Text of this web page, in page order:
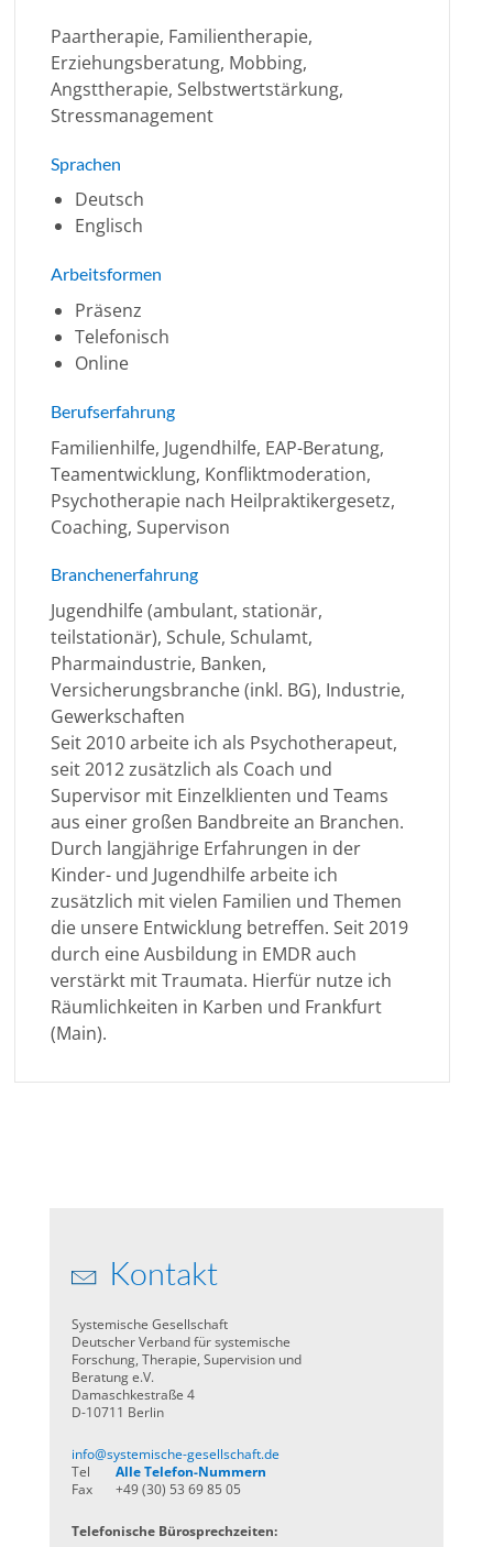
Paartherapie, Familientherapie,
Erziehungsberatung, Mobbing,
Angsttherapie, Selbstwertstärkung,
Stressmanagement
Sprachen
Deutsch
Englisch
Arbeitsformen
Präsenz
Telefonisch
Online
Berufserfahrung
Familienhilfe, Jugendhilfe, EAP-Beratung,
Teamentwicklung, Konfliktmoderation,
Psychotherapie nach Heilpraktikergesetz,
Coaching, Supervison
Branchenerfahrung
Jugendhilfe (ambulant, stationär,
teilstationär), Schule, Schulamt,
Pharmaindustrie, Banken,
Versicherungsbranche (inkl. BG), Industrie,
Gewerkschaften
Seit 2010 arbeite ich als Psychotherapeut,
seit 2012 zusätzlich als Coach und
Supervisor mit Einzelklienten und Teams
aus einer großen Bandbreite an Branchen.
Durch langjährige Erfahrungen in der
Kinder- und Jugendhilfe arbeite ich
zusätzlich mit vielen Familien und Themen
die unsere Entwicklung betreffen. Seit 2019
durch eine Ausbildung in EMDR auch
verstärkt mit Traumata. Hierfür nutze ich
Räumlichkeiten in Karben und Frankfurt
(Main).
Kontakt
Systemische Gesellschaft
Deutscher Verband für systemische
Forschung, Therapie, Supervision und
Beratung e.V.
Damaschkestraße 4
D-10711 Berlin
info@systemische-gesellschaft.de
Tel
Alle Telefon-Nummern
Fax
+49 (30) 53 69 85 05
Telefonische Bürosprechzeiten: